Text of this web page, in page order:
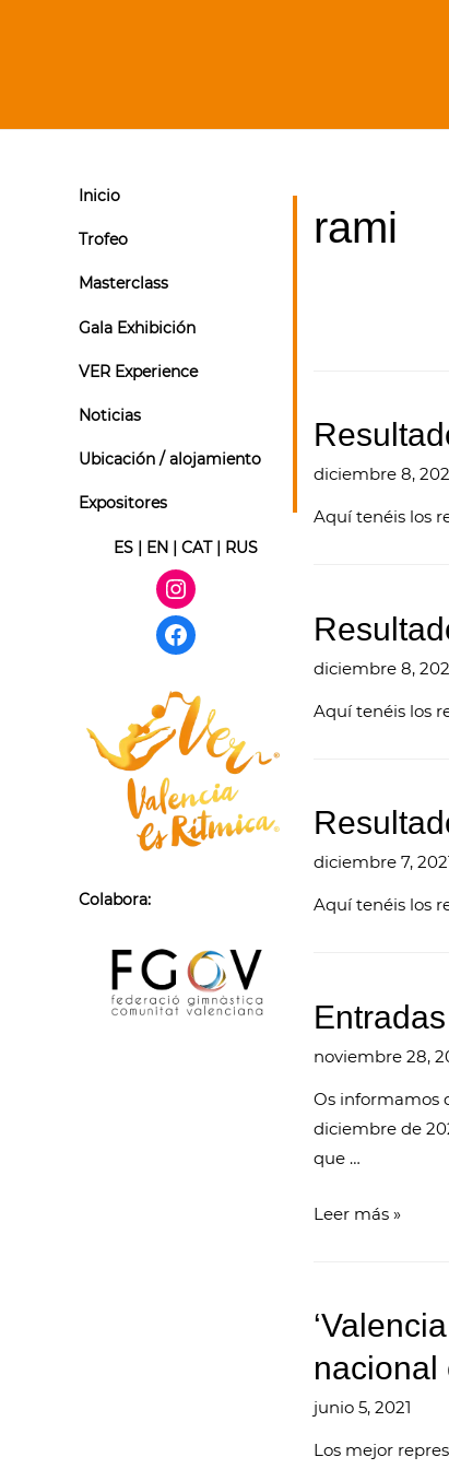
Inicio
Trofeo
Masterclass
Gala Exhibición
VER Experience
Noticias
Ubicación / alojamiento
Expositores
ES | EN | CAT| RUS
Colabora:
rami
diciembre 8,
Aquí tenéis los
diciembre 8,
Aquí tenéis los
diciembre 7,
Aquí tenéis los
noviembre 28,
Os informamos
diciembre de
que …
Entradas
Exhibición
ya
la
venta
Leer más »
nacional
junio 5, 2021
Los mejor